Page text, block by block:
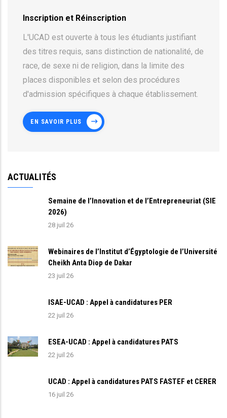
Inscription et Réinscription
L'UCAD est ouverte à tous les étudiants justifiant
des titres requis, sans distinction de nationalité, de
race, de sexe ni de religion, dans la limite des
places disponibles et selon des procédures
d'admission spécifiques à chaque établissement.
EN SAVOIR PLUS
ACTUALITÉS
Semaine de l’Innovation et de l’Entrepreneuriat (SIE
2026)
28 juil 26
Webinaires de l’Institut d’Égyptologie de l’Université
Cheikh Anta Diop de Dakar
23 juil 26
ISAE-UCAD : Appel à candidatures PER
22 juil 26
ESEA-UCAD : Appel à candidatures PATS
22 juil 26
UCAD : Appel à candidatures PATS FASTEF et CERER
16 juil 26